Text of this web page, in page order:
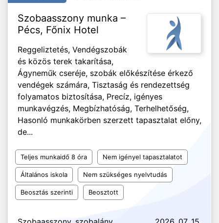
Szobaasszony munka –
Pécs, Főnix Hotel
Reggeliztetés, Vendégszobák
és közös terek takarítása,
Ágyneműk cseréje, szobák előkészítése érkező
vendégek számára, Tisztaság és rendezettség
folyamatos biztosítása, Precíz, igényes
munkavégzés, Megbízhatóság, Terhelhetőség,
Hasonló munkakörben szerzett tapasztalat előny,
de...
Teljes munkaidő 8 óra Nem igényel tapasztalatot
Általános iskola Nem szükséges nyelvtudás
Beosztás szerinti Beosztott